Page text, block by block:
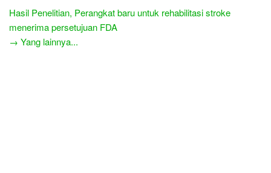
Hasil Penelitian, Perangkat baru untuk rehabilitasi stroke
menerima persetujuan FDA
→ Yang lainnya...